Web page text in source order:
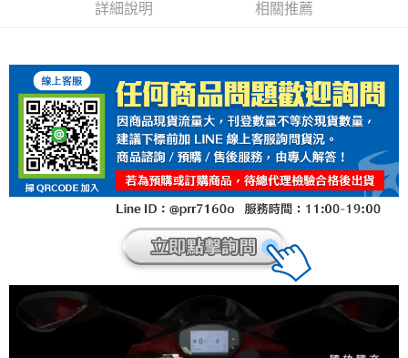
詳細說明 相關推薦